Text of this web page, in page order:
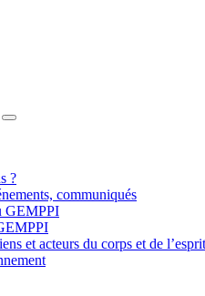
?
communiqués
GEMPPI
et acteurs du corps et de l’esprit